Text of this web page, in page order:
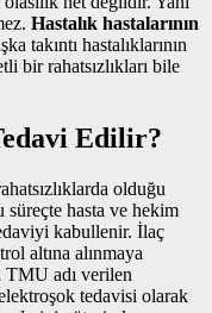
Hastalık hastalarının
takıntı hastalıklarının
bir rahatsızlıkları bile
Edilir?
olduğu
hasta ve hekim
kabullenir. İlaç
altına alınmaya
TMU adı verilen
tedavisi olarak